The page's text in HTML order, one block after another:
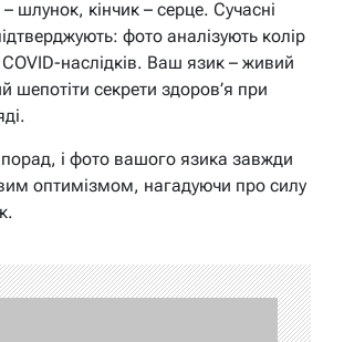
шлунок, кінчик – серце. Сучасні
фото аналізують колір
COVID-наслідків. Ваш язик – живий
шепотіти секрети здоров’я при
і фото вашого язика завжди
оптимізмом, нагадуючи про силу